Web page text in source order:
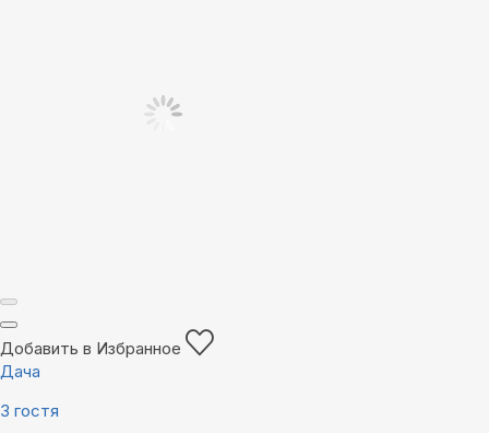
Добавить в Избранное
Дача
3 гостя